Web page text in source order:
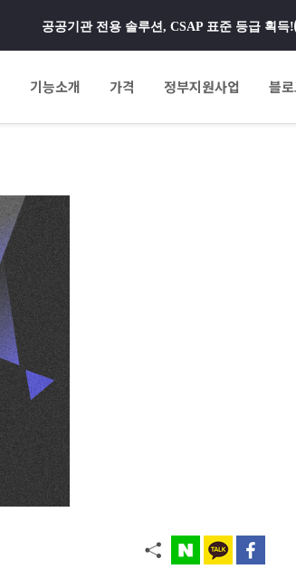
공공기관 전용 솔루션, CSAP 표준 등급 획득!
기능소개 가격 정부지원사업 블